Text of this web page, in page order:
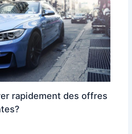
rapidement des offres